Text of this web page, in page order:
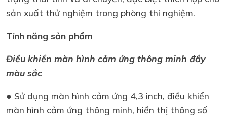
sản xuất thử nghiệm trong phòng thí nghiệm.
Tính năng sản phẩm
Điều khiển màn hình cảm ứng thông minh đầy
màu sắc
● Sử dụng màn hình cảm ứng 4,3 inch, điều khiển
màn hình cảm ứng thông minh, hiển thị thông số